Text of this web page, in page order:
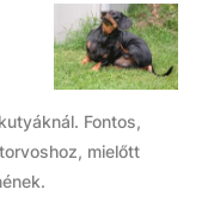
Fontos,
mielőtt